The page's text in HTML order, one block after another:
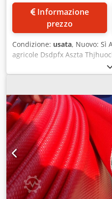
prezzo
Condizione: usata, Nuovo: Sì
agricole Dsdpfx Aszta